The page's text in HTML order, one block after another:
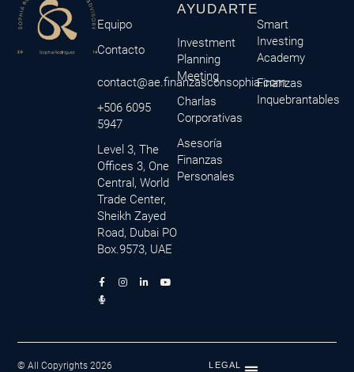
Equipo
Contacto
contact@ae.finanzasconsophia.com
+506 6095
5947
Level 3, The
Offices 3, One
Central, World
Trade Center,
Sheikh Zayed
Road, Dubai PO
Box.9573, UAE
F
a
c
e
k
f
I
n
a
L
i
n
Y
o
M
i
c
r
o
e
AYUDARTE
Investment
Planning
Meeting
Charlas
Corporativas
Asesoría
Finanzas
Personales
Smart
Investing
Academy
Finanzas
Inquebrantables
© All Copyrights 2026 LEGAL